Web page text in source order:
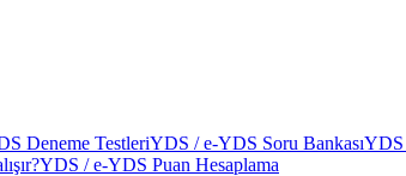
Deneme TestleriYDS / e-YDS Soru BankasıYDS
YDS / e-YDS Puan Hesaplama